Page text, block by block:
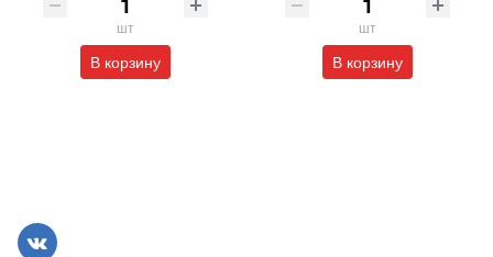
шт
В корзину
шт
В корзину